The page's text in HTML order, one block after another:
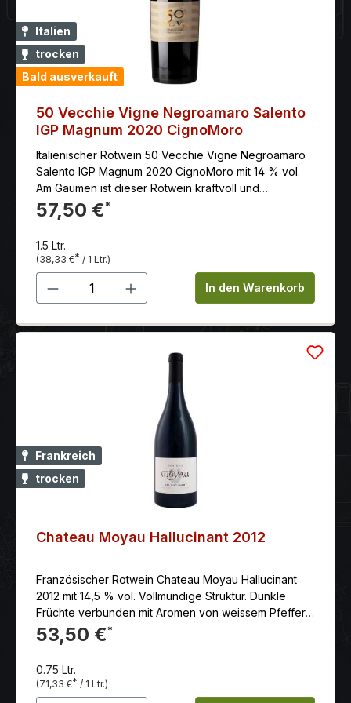
Herstellung: 18 Monate im Barrique Auszeichnung:
Wine Spectator: 90 Pkt. (Jg. 2004) Parker Punkte -
Wine Advocate: 91 Pkt. (Jg. 2003) Wine & Spirits: 92
Italien
trocken
Bald ausverkauft
50 Vecchie Vigne Negroamaro Salento
IGP Magnum 2020 CignoMoro
Italienischer Rotwein 50 Vecchie Vigne Negroamaro
Salento IGP Magnum 2020 CignoMoro mit 14 % vol.
Am Gaumen ist dieser Rotwein kraftvoll und
vollmundig, mit dem Alkohol, der die Härte der
reichen Tannine abrundet. Endet mit einer langen
Reflexen. Intensiv und komplex mit Säure Kirsche,
reife Brombeere und Cassis mit Untertönen von Zimt,
Muskatnuss, und frisch gemahlener Pfeffer, Tabak-
und Ledernoten sowie Noten von Kakao und Kaffee.
57,50 €*
1.5 Ltr.
(38,33 €* / 1 Ltr.)
Produkt Anzahl: Gib denIn den Warenkorb
Frankreich
trocken
Chateau Moyau Hallucinant 2012
Französischer Rotwein Chateau Moyau Hallucinant
2012 mit 14,5 % vol. Vollmundige Struktur. Dunkle
Früchte verbunden mit Aromen von weissem Pfeffer,
Tabakblättern, Lakritze und einem Hauch von
Rosenaromen. Elegant eingebundene Tannine mit
53,50 €*
0.75 Ltr.
(71,33 €* / 1 Ltr.)